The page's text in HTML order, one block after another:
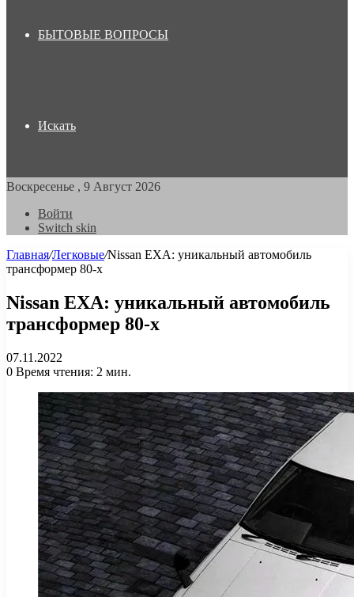
БЫТОВЫЕ ВОПРОСЫ
Искать
Воскресенье , 9 Август 2026
Войти
Switch skin
Главная/Легковые/Nissan EXA: уникальный автомобиль
трансформер 80-х
Nissan EXA: уникальный автомобиль
трансформер 80-х
07.11.2022
0 Время чтения: 2 мин.